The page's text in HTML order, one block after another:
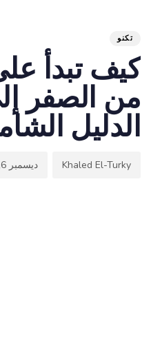
تكنو
كيف تبدأ
من الصفر
الدليل
Khaled El-Turky ديسمبر 6, 2025